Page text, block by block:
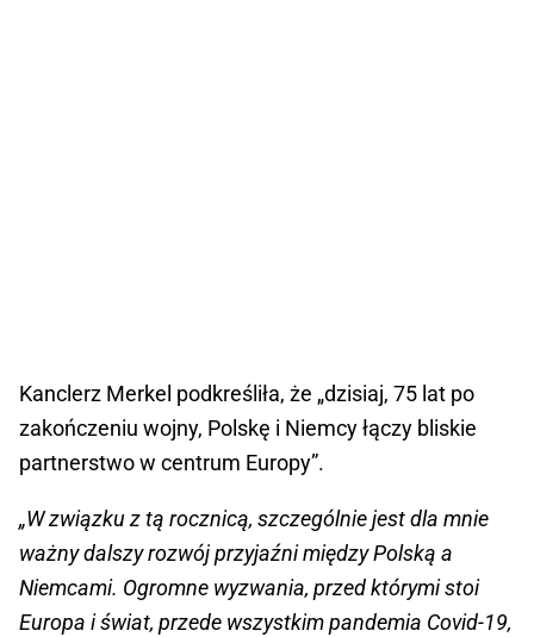
Kanclerz Merkel podkreśliła, że „dzisiaj, 75 lat po
zakończeniu wojny, Polskę i Niemcy łączy bliskie
partnerstwo w centrum Europy”.
„W związku z tą rocznicą, szczególnie jest dla mnie
ważny dalszy rozwój przyjaźni między Polską a
Niemcami. Ogromne wyzwania, przed którymi stoi
Europa i świat, przede wszystkim pandemia Covid-19,